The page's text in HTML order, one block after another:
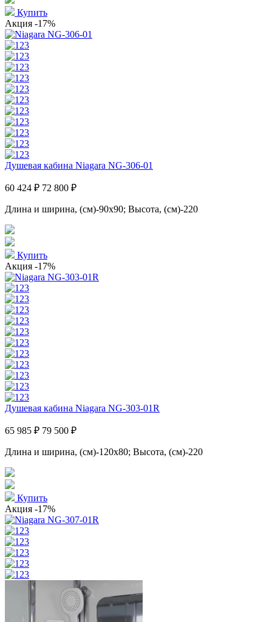
Купить
Акция -17%
Душевая кабина Niagara NG-306-01
60 424 ₽ 72 800 ₽
Длина и ширина, (см)-90x90; Высота, (см)-220
Купить
Акция -17%
Душевая кабина Niagara NG-303-01R
65 985 ₽ 79 500 ₽
Длина и ширина, (см)-120x80; Высота, (см)-220
Купить
Акция -17%